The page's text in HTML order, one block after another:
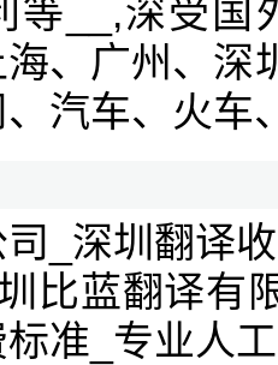
等__,深受
、广州、深
汽车、火车
_深圳翻译
比蓝翻译有
准_专业人